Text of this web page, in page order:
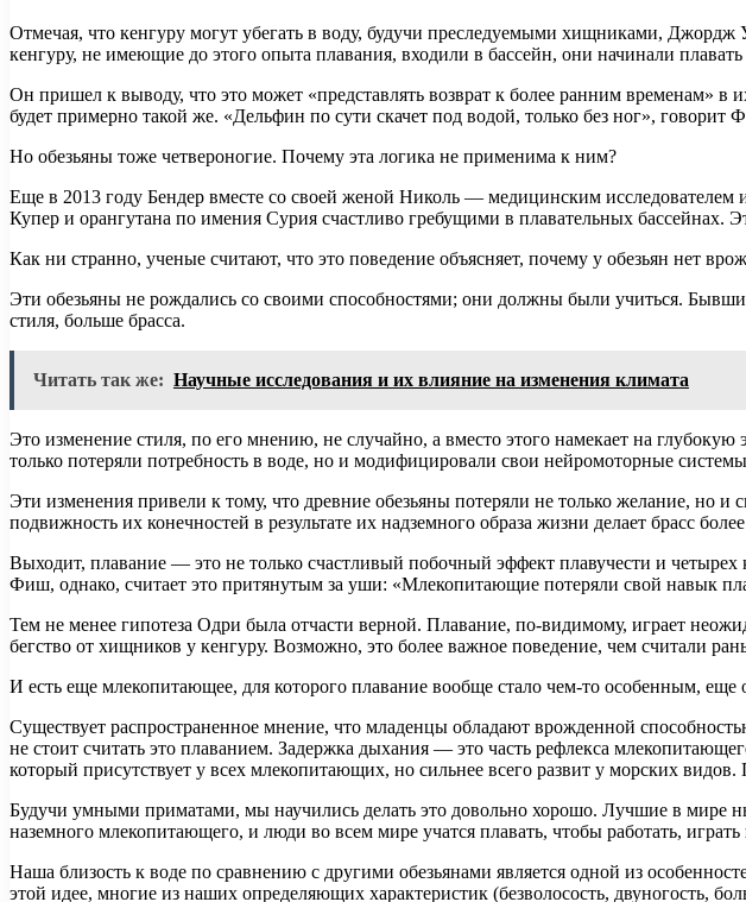
Отмечая, что кенгуру могут убегать в воду, будучи преследуемыми хищниками,
кенгуру, не имеющие до этого опыта плавания, входили в бассейн, они начинали
Он пришел к выводу, что это может «представлять возврат к более ранним временам»
будет примерно такой же. «Дельфин по сути скачет под водой, только без ног», говорит
Но обезьяны тоже четвероногие. Почему эта логика не применима к ним?
Еще в 2013 году Бендер вместе со своей женой Николь — медицинским
Купер и орангутана по имения Сурия счастливо гребущими в плавательных
Как ни странно, ученые считают, что это поведение объясняет, почему у обезьян нет
Эти обезьяны не рождались со своими способностями; они должны были учиться.
стиля, больше брасса.
Читать так же: Научные исследования и их влияние на изменения климата
Это изменение стиля, по его мнению, не случайно, а вместо этого намекает на
только потеряли потребность в воде, но и модифицировали свои нейромоторные
Эти изменения привели к тому, что древние обезьяны потеряли не только желание, но и
подвижность их конечностей в результате их надземного образа жизни делает брасс
Выходит, плавание — это не только счастливый побочный эффект плавучести и
Фиш, однако, считает это притянутым за уши: «Млекопитающие потеряли свой навык
Тем не менее гипотеза Одри была отчасти верной. Плавание, по-видимому, играет
бегство от хищников у кенгуру. Возможно, это более важное поведение, чем считали
И есть еще млекопитающее, для которого плавание вообще стало чем-то особенным,
Существует распространенное мнение, что младенцы обладают врожденной
не стоит считать это плаванием. Задержка дыхания — это часть рефлекса
который присутствует у всех млекопитающих, но сильнее всего развит у морских
Будучи умными приматами, мы научились делать это довольно хорошо. Лучшие в
наземного млекопитающего, и люди во всем мире учатся плавать, чтобы работать,
Наша близость к воде по сравнению с другими обезьянами является одной из
этой идее, многие из наших определяющих характеристик (безволосость, двуногость,